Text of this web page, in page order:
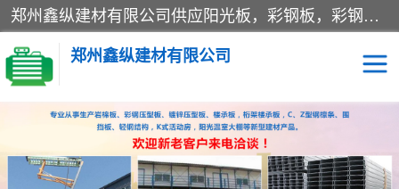
郑州鑫纵建材有限公司供应阳光板，彩钢板，彩钢钢构工程是一家集生产销售租赁安装于一体的企业，主要生产PC采光板，耐力板，仿古琉璃采光板，岩棉板、彩钢压型板、镀锌压型板、桁架楼承板，C、Z型钢檩条、围挡板、轻钢结构，阳光温室大棚等新型建材产品。公司旗下有多台移动式高空压瓦机租赁，承接全国各地业务，专业对外租赁各种型号压瓦机。
郑州鑫纵建材有限公司
高空瓦机租赁 ASA合成树脂仿古瓦